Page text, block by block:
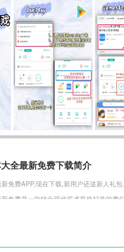
全最新免费下载简介
免费APP,现在下载,新用户还送新人礼包.
免费是一款结合现代艺术风格打造的魔
观，将界面打造的非常精简，让玩家有
手游网下载哦。